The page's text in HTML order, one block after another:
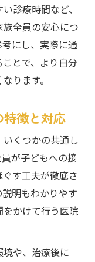
診療時間など、
全員の安心につ
にし、実際に通
とで、より自分
ります。
徴と対応
くつかの共通し
が子どもへの接
す工夫が徹底さ
明もわかりやす
かけて行う医院
や、治療後に